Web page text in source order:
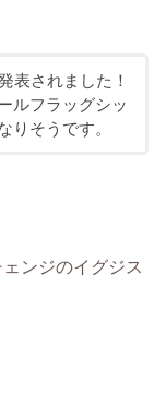
表されました！
ルフラッグシッ
りそうです。
ンジのイグジス